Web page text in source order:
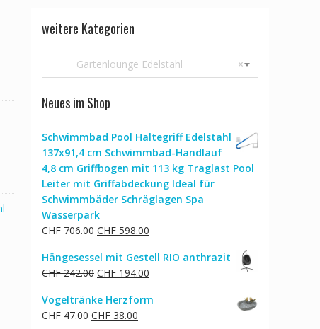
weitere Kategorien
×
Gartenlounge Edelstahl
Neues im Shop
Schwimmbad Pool Haltegriff Edelstahl
137x91,4 cm Schwimmbad-Handlauf
4,8 cm Griffbogen mit 113 kg Traglast Pool
Leiter mit Griffabdeckung Ideal für
Schwimmbäder Schräglagen Spa
Wasserpark
CHF706.00 Ursprünglicher
war:
CHF 706.00
CHF 598.00
ist:
CHF 598.00.
Hängesessel mit Gestell RIO anthrazit
CHF242.00 Ursprünglicher
war:
CHF 242.00
CHF 194.00
ist:
Vogeltränke Herzform
CHF47.00 Ursprünglicher
CHF 38.00